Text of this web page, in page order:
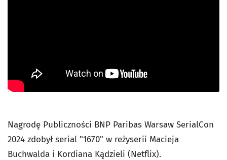
Nagrodę Publiczności BNP Paribas Warsaw SerialCon
2024 zdobył serial "1670" w reżyserii Macieja
Buchwalda i Kordiana Kądzieli (Netflix).